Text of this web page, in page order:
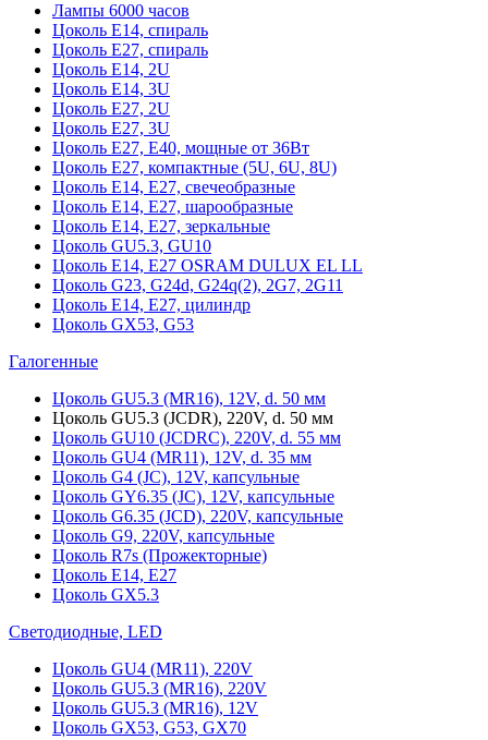
Лампы 6000 часов
Цоколь Е14, спираль
Цоколь Е27, спираль
Цоколь Е14, 2U
Цоколь Е14, 3U
Цоколь Е27, 2U
Цоколь Е27, 3U
Цоколь Е27, Е40, мощные от 36Вт
Цоколь Е27, компактные (5U, 6U, 8U)
Цоколь Е14, Е27, свечеобразные
Цоколь Е14, Е27, шарообразные
Цоколь Е14, Е27, зеркальные
Цоколь GU5.3, GU10
Цоколь Е14, Е27 OSRAM DULUX EL LL
Цоколь G23, G24d, G24q(2), 2G7, 2G11
Цоколь Е14, Е27, цилиндр
Цоколь GX53, G53
Галогенные
Цоколь GU5.3 (MR16), 12V, d. 50 мм
Цоколь GU5.3 (JCDR), 220V, d. 50 мм
Цоколь GU10 (JCDRC), 220V, d. 55 мм
Цоколь GU4 (MR11), 12V, d. 35 мм
Цоколь G4 (JC), 12V, капсульные
Цоколь GY6.35 (JC), 12V, капсульные
Цоколь G6.35 (JCD), 220V, капсульные
Цоколь G9, 220V, капсульные
Цоколь R7s (Прожекторные)
Цоколь E14, E27
Цоколь GX5.3
Светодиодные, LED
Цоколь GU4 (MR11), 220V
Цоколь GU5.3 (MR16), 220V
Цоколь GU5.3 (MR16), 12V
Цоколь GX53, G53, GX70